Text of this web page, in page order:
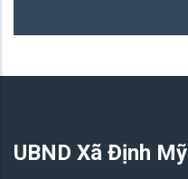
UBND Xã Định Mỹ